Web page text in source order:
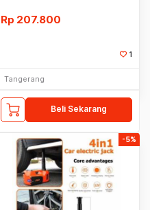
Rp 207.800
1
Tangerang
Beli Sekarang
-5%